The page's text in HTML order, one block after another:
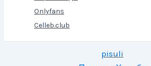
Onlyfans
Celleb.club
pisuli